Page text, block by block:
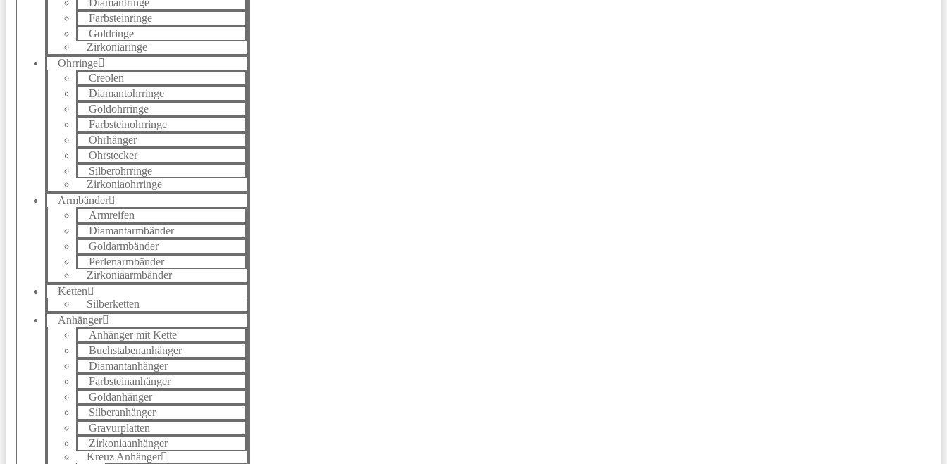
Diamantringe
Farbsteinringe
Goldringe
Zirkoniaringe
Ohrringe
Creolen
Diamantohrringe
Goldohrringe
Farbsteinohrringe
Ohrhänger
Ohrstecker
Silberohrringe
Zirkoniaohrringe
Armbänder
Armreifen
Diamantarmbänder
Goldarmbänder
Perlenarmbänder
Zirkoniaarmbänder
Ketten
Silberketten
Anhänger
Anhänger mit Kette
Buchstabenanhänger
Diamantanhänger
Farbsteinanhänger
Goldanhänger
Silberanhänger
Gravurplatten
Zirkoniaanhänger
Kreuz Anhänger